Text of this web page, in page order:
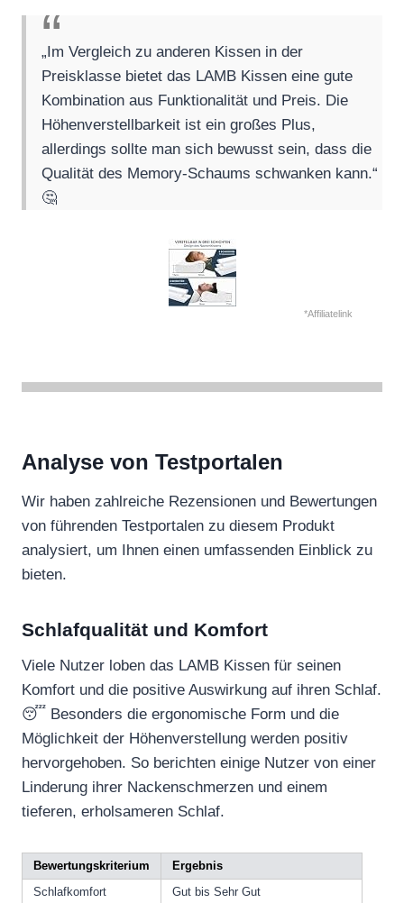
„Im Vergleich zu anderen Kissen in der
Preisklasse bietet das LAMB Kissen eine gute
Kombination aus Funktionalität und Preis. Die
Höhenverstellbarkeit ist ein großes Plus,
allerdings sollte man sich bewusst sein, dass die
Qualität des Memory-Schaums schwanken kann.“
🤔
*Affiliatelink
Analyse von Testportalen
Wir haben zahlreiche Rezensionen und Bewertungen
von führenden Testportalen zu diesem Produkt
analysiert, um Ihnen einen umfassenden Einblick zu
bieten.
Schlafqualität und Komfort
Viele Nutzer loben das LAMB Kissen für seinen
Komfort und die positive Auswirkung auf ihren Schlaf.
😴 Besonders die ergonomische Form und die
Möglichkeit der Höhenverstellung werden positiv
hervorgehoben. So berichten einige Nutzer von einer
Linderung ihrer Nackenschmerzen und einem
tieferen, erholsameren Schlaf.
Bewertungskriterium
Ergebnis
Schlafkomfort
Gut bis Sehr Gut